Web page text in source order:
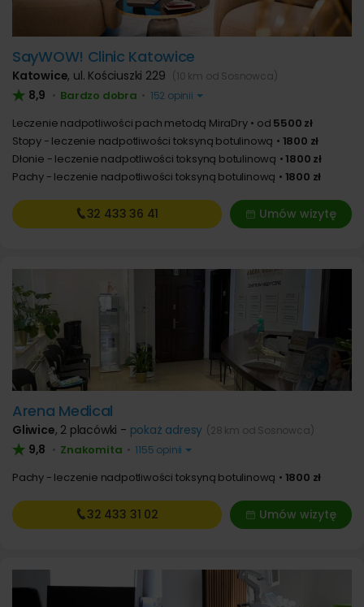
SayWOW! Clinic Katowice
Katowice, ul. Kościuszki 229 (10 km od Sosnowca)
8,9 • Bardzo dobra • 152 opinii
Leczenie nadpotliwości pach metodą MiraDry od 5500 zł
Stopy - leczenie nadpotliwości toksyną botulinową
1800 zł
Dłonie - leczenie nadpotliwości toksyną botulinową
1800 zł
Pachy - leczenie nadpotliwości toksyną botulinową
1800 zł
Umów wizytę
32 433 36 41
Arena Medical
Gliwice, 2 placówki - pokaż adresy (28 km od Sosnowca)
9,8 • Znakomita • 1155 opinii
Pachy - leczenie nadpotliwości toksyną botulinową 1800 zł
Umów wizytę
32 433 31 02